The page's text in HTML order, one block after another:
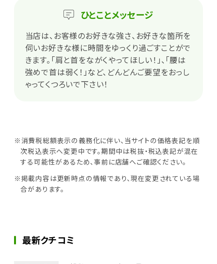
ひとことメッセージ
当店は、お客様のお好きな強さ、お好きな箇所を
伺いお好きな様に時間をゆっくり過ごすことがで
きます。「肩と首をながくやってほしい！」、「腰は
強めで首は弱く！」など、どんどんご要望をおっし
ゃってくつろいで下さい！
※消費税総額表示の義務化に伴い、当サイトの価格表記を順
次税込表示へ変更中です。期間中は税抜・税込表記が混在
する可能性があるため、事前に店舗へご確認ください。
※掲載内容は更新時点の情報であり、現在変更されている場
合があります。
最新クチコミ